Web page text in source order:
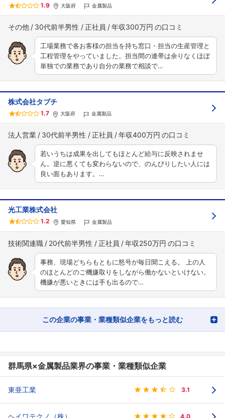
1.9 大阪府 金属製品
その他 30代前半男性 正社員 年収300万円
工場業務で各お客様の担当を持ち窓口・担当の生産管理と
工程管理をやっていました。担当間の連帯は余りなくほぼ
単独での業務であり自分の業務で相談で…
株式会社タブチ
1.7 大阪府 金属製品
法人営業 30代前半男性 正社員 年収400万円
若いうちは成果を出してもほとんど給与に反映されませ
ん。逆に悪くても変わらないので、のんびりしたい人には
良い面もあります。…
光工業株式会社
1.2 愛知県 金属製品
技術関連職 20代前半男性 正社員 年収250万円
事務、現場どちらもともに怒号が毎日聞こえる。 上の人
のほとんどのご機嫌取りをしながら働かないといけない。
機嫌が悪いときには手も出るので…
この企業の事業・業種類似企業をもっと読む
群馬県×金属製品業界の事業・業種類似企業
東亜工業 3.1
ヘイワテクノ（株） 4.0